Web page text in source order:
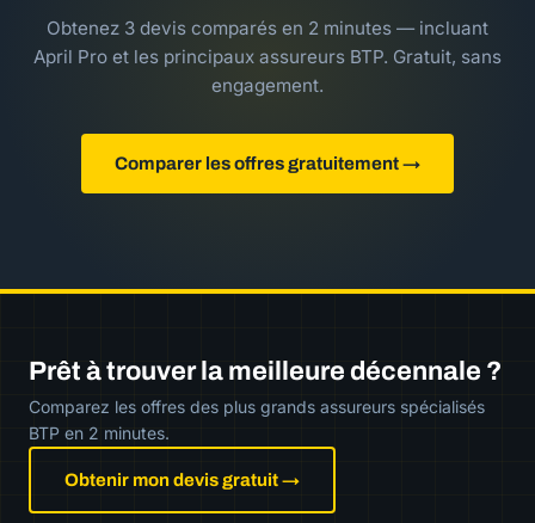
Obtenez 3 devis comparés en 2 minutes — incluant
April Pro et les principaux assureurs BTP. Gratuit, sans
engagement.
Comparer les offres gratuitement →
Prêt à trouver la meilleure décennale ?
Comparez les offres des plus grands assureurs spécialisés
BTP en 2 minutes.
Obtenir mon devis gratuit →